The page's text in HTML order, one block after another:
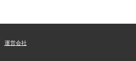
運営会社